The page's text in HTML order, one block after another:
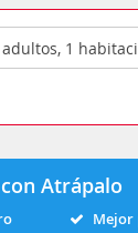
Atrápalo
Mejor